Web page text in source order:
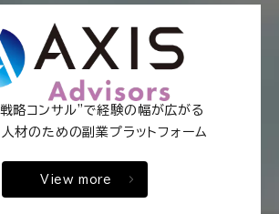
略コンサル"で経験の幅が広がる
人材のための副業プラットフォーム
View more